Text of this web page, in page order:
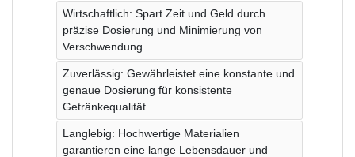
Wirtschaftlich: Spart Zeit und Geld durch
präzise Dosierung und Minimierung von
Verschwendung.
Zuverlässig: Gewährleistet eine konstante und
genaue Dosierung für konsistente
Getränkequalität.
Langlebig: Hochwertige Materialien
garantieren eine lange Lebensdauer und